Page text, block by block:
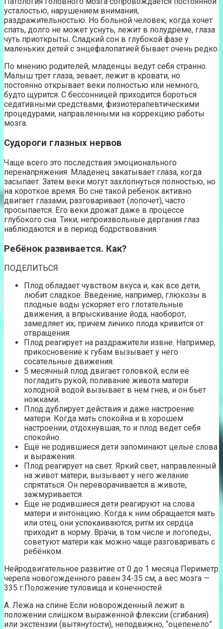
усталостью, нарушением внимания,
раздражительностью. Но больной человек, когда хочет
спать, долго не может уснуть, лежит в полудреме, глаза
чуть приоткрыты. Сладкий сон в глубокой фазе у
маленьких детей с энцефалопатией бывает очень редко.
По мнению родителей, младенцы ведут себя странно.
Малыш трет глаза, зевает, лежит в кровати, но
постоянно открывает веки полностью или немного,
будто щурится. С бессонницей приходится бороться
седативными средствами, физиотерапевтическими
процедурами, направленными на коррекцию работы
мозга.
Судороги глазных нервов
Чаще всего это последствия эмоционального
перенапряжения. Младенец закатывает глаза, когда
засыпает. Затем веки могут захлопнуться полностью, но
на короткое время. Во сне такой ребенок активно
двигает глазами, разговаривает (лопочет), часто
просыпается. Его веки дрожат даже в процессе
глубокого сна. Тики, непроизвольные дергания глаз
наблюдаются и в период бодрствования.
Ребёнок развивается. Как?
ПОДЕЛИТЬСЯ
Плод обладает чувством вкуса и, как все дети,
любит сладкое. Введение, например, глюкозы в
плодные воды ускоряет его глотательные
движения, а впрыскивание йода, наоборот,
замедляет их, причем личико плода кривится от
отвращения.
Плод реагирует на раздражители извне. Например,
прикосновение к губам вызывает у него
сосательные движения.
5 месячный плод двигает головкой, если её
погладить рукой, поливание живота матери
холодной водой вызывает в нем гнев, и он бьет
ножками.
Плод дублирует действия и даже настроение
матери. Когда мать спокойна и в хорошем
настроении, отдохнувшая, то и плод ведет себя
спокойно.
Ещё не родившиеся дети запоминают целые слова
и выражения.
Плод реагирует на свет. Яркий свет, направленный
на живот матери, вызывает у него желание
спрятаться. Он переворачивается в животе,
зажмуривается.
Еще не родившиеся дети реагируют на слова
матери и интонацию. Когда к ним обращается мать
или отец, они успокаиваются, ритм их сердца
приходит в норму. Врачи, в том числе и логопеды,
советуют матери как можно чаще разговаривать с
ребёнком.
Нейродвигательное развитие от 0 до 1 месяца Периметр
черепа новогожденного равен 34-35 см, а вес мозга —
335 г.Положение туловища и конечностей
А. Лежа на спине Если новорожденный лежит в
положении слишком выраженной флексии (сгибания)
или экстензии (вытянутости), неподвижно, “оцепенело”